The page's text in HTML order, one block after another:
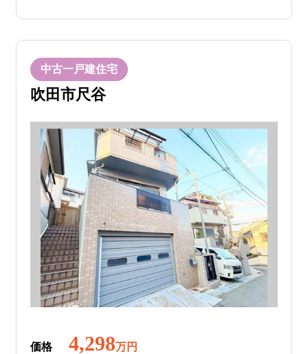
中古一戸建住宅
吹田市尺谷
価格 4,298万円